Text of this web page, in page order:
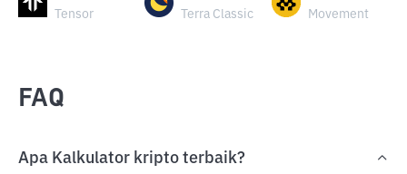
Tensor Terra Classic Movement
FAQ
Apa Kalkulator kripto terbaik?